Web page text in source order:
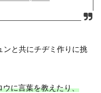
ンと共にチヂミ作りに挑
に言葉を教えたり、